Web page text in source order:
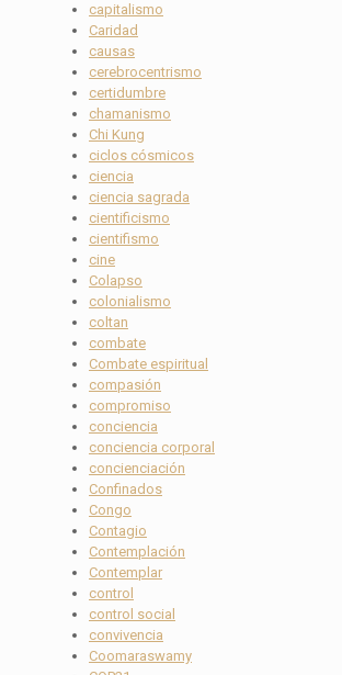
capitalismo
Caridad
causas
cerebrocentrismo
certidumbre
chamanismo
Chi Kung
ciclos cósmicos
ciencia
ciencia sagrada
cientificismo
cientifismo
cine
Colapso
colonialismo
coltan
combate
Combate espiritual
compasión
compromiso
conciencia
conciencia corporal
concienciación
Confinados
Congo
Contagio
Contemplación
Contemplar
control
control social
convivencia
Coomaraswamy